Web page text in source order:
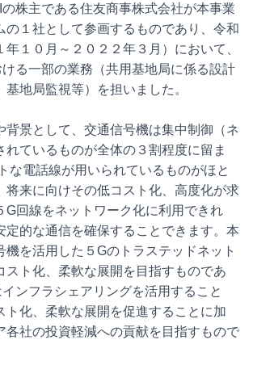
株主である住友商事株式会社が本事業
の１社として参画するものであり、令和
年１０月～２０２２年３月）において、
る一部の業務（共用基地局に係る設計
基地局監視等）を担いました。
景として、交通信号機は集中制御（ネ
れているものが全体の３割程度に留ま
な電話線が用いられているものがほと
将来に向けその低コスト化、高度化が求
G回線をネットワーク化に利用できれ
定的な通信を確保することできます。本
機を活用した５Gのトラステッドネット
スト化、柔軟な展開を目指すものであ
ンフラシェアリングを活用すること
ト化、柔軟な展開を促進することに加
各社の投資軽減への貢献を目指すもので